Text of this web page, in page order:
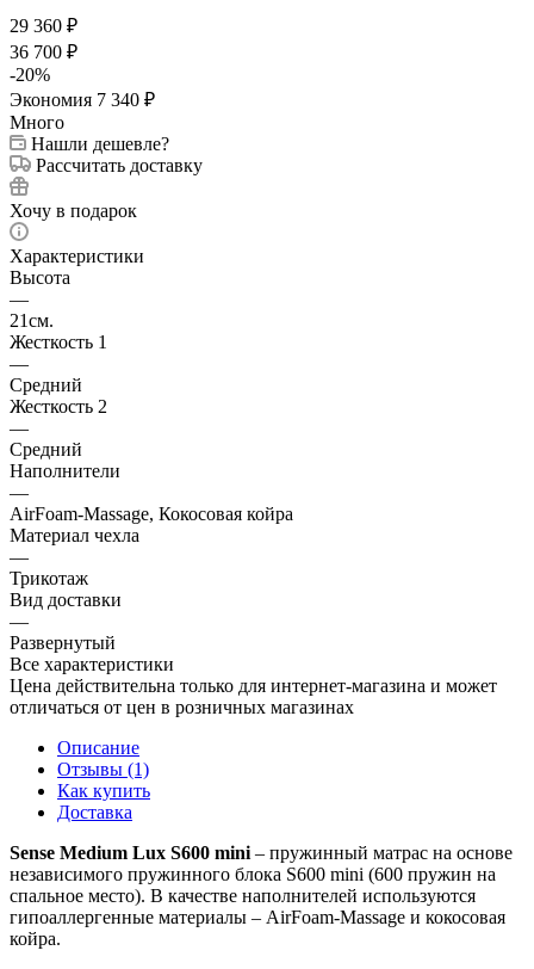
29 360 ₽
36 700 ₽
-20%
Экономия 7 340 ₽
Много
Нашли дешевле?
Рассчитать доставку
Хочу в подарок
Характеристики
Высота
—
21см.
Жесткость 1
—
Средний
Жесткость 2
—
Средний
Наполнители
—
AirFoam-Massage, Кокосовая койра
Материал чехла
—
Трикотаж
Вид доставки
—
Развернутый
Все характеристики
Цена действительна только для интернет-магазина и может
отличаться от цен в розничных магазинах
Описание
Отзывы (1)
Как купить
Доставка
Sense Medium Lux S600 mini – пружинный матрас на основе
независимого пружинного блока S600 mini (600 пружин на
спальное место). В качестве наполнителей используются
гипоаллергенные материалы – AirFoam-Massage и кокосовая
койра.